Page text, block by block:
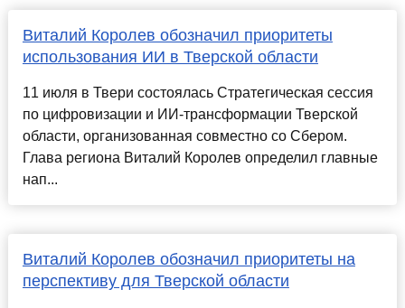
Виталий Королев обозначил приоритеты
использования ИИ в Тверской области
11 июля в Твери состоялась Стратегическая сессия
по цифровизации и ИИ-трансформации Тверской
области, организованная совместно со Сбером.
Глава региона Виталий Королев определил главные
нап...
Виталий Королев обозначил приоритеты на
перспективу для Тверской области